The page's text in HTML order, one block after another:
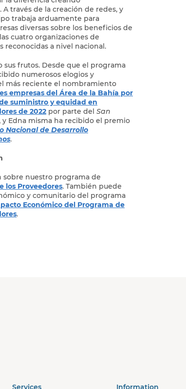
través de la creación de redes, y
trabaja arduamente para
diversas sobre los beneficios de
cuatro organizaciones de
reconocidas a nivel nacional.
sus frutos. Desde que el programa
numerosos elogios y
más reciente el nombramiento
empresas del Área de la Bahía por
suministro y equidad en
de 2022 por parte del San
y Edna misma ha recibido el premio
Nacional de Desarrollo
.
nuestro programa de
los Proveedores. También puede
y comunitario del programa
Económico del Programa de
.
Services Information